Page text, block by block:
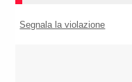
Segnala la violazione